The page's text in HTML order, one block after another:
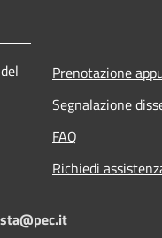
Prenotazione
Segnalazione
FAQ
Richiedi